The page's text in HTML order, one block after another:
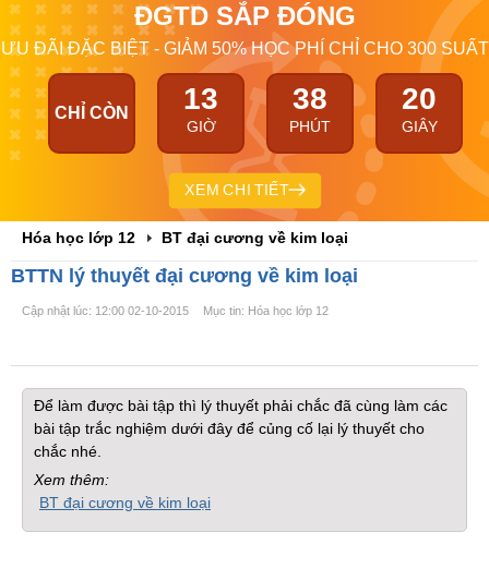
ĐGTD SẮP ĐÓNG
ƯU ĐÃI ĐẶC BIỆT - GIẢM 50% HỌC PHÍ CHỈ CHO 300 SUẤT
CHỈ CÒN 13
GIỜ
38
PHÚT
20
GIÂY
XEM CHI TIẾT
Hóa học lớp 12 BT đại cương về kim loại
BTTN lý thuyết đại cương về kim loại
Cập nhật lúc: 12:00 02-10-2015 Mục tin: Hóa học lớp 12
Để làm được bài tập thì lý thuyết phải chắc đã cùng làm các
bài tập trắc nghiệm dưới đây để củng cố lại lý thuyết cho
chắc nhé.
Xem thêm:
BT đại cương về kim loại